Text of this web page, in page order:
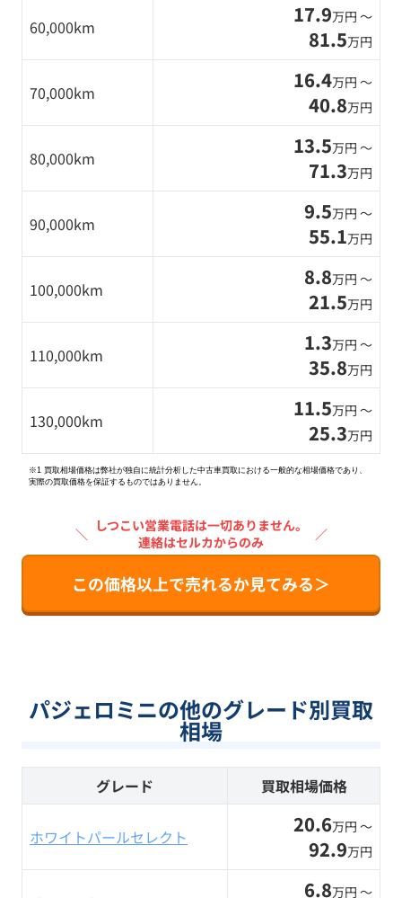
60,000km 17.9万円 〜
81.5万円
70,000km 16.4万円 〜
40.8万円
80,000km 13.5万円 〜
71.3万円
90,000km 9.5万円 〜
55.1万円
100,000km 8.8万円 〜
21.5万円
110,000km 1.3万円 〜
35.8万円
130,000km 11.5万円 〜
25.3万円
※1 買取相場価格は弊社が独自に統計分析した中古車買取における一般的な相場価格であり、
実際の買取価格を保証するものではありません。
＼ しつこい営業電話は一切ありません。
連絡はセルカからのみ
／
この価格以上で売れるか見てみる＞
パジェロミニの他のグレード別買取
相場
グレード 買取相場価格
ホワイトパールセレクト 20.6万円 〜
92.9万円
6.8万円 〜